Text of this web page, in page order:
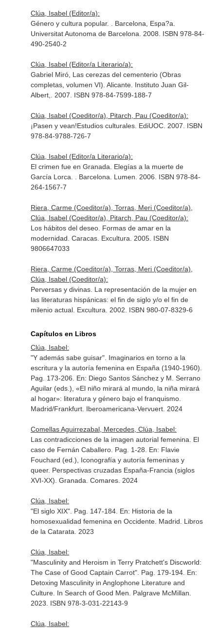
Clúa, Isabel (Editor/a):
Género y cultura popular. . Barcelona, Espa?a.
Universitat Autonoma de Barcelona. 2008. ISBN 978-84-
490-2540-2
Clúa, Isabel (Editor/a Literario/a):
Gabriel Miró, Las cerezas del cementerio (Obras
completas, volumen VI). Alicante. Instituto Juan Gil-
Albert,. 2007. ISBN 978-84-7599-188-7
Clúa, Isabel (Coeditor/a), Pitarch, Pau (Coeditor/a):
¡Pasen y vean!Estudios culturales. EdiUOC. 2007. ISBN
978-84-9788-726-7
Clúa, Isabel (Editor/a Literario/a):
El crimen fue en Granada. Elegías a la muerte de
García Lorca. . Barcelona. Lumen. 2006. ISBN 978-84-
264-1567-7
Riera, Carme (Coeditor/a), Torras, Meri (Coeditor/a),
Clúa, Isabel (Coeditor/a), Pitarch, Pau (Coeditor/a):
Los hábitos del deseo. Formas de amar en la
modernidad. Caracas. Excultura. 2005. ISBN
9806647033
Riera, Carme (Coeditor/a), Torras, Meri (Coeditor/a),
Clúa, Isabel (Coeditor/a):
Perversas y divinas. La representación de la mujer en
las literaturas hispánicas: el fin de siglo y/o el fin de
milenio actual. Excultura. 2002. ISBN 980-07-8329-6
Capítulos en Libros
Clúa, Isabel:
"Y además sabe guisar". Imaginarios en torno a la
escritura y la autoría femenina en España (1940-1960).
Pag. 173-206. En: Diego Santos Sánchez y M. Serrano
Aguilar (eds.), «El niño mirará al mundo, la niña mirará
al hogar»: literatura y género bajo el franquismo.
Madrid/Frankfurt. Iberoamericana-Vervuert. 2024
Comellas Aguirrezabal, Mercedes, Clúa, Isabel:
Las contradicciones de la imagen autorial femenina. El
caso de Fernán Caballero. Pag. 1-28. En: Flavie
Fouchard (ed.), Iconografía y autoría femeninas y
queer. Perspectivas cruzadas España-Francia (siglos
XVI-XX) . Granada. Comares. 2024
Clúa, Isabel:
"El siglo XIX". Pag. 147-184. En: Historia de la
homosexualidad femenina en Occidente. Madrid. Libros
de la Catarata. 2023
Clúa, Isabel:
"Masculinity and Heroism in Terry Pratchett's Discworld:
The Case of Good Captain Carrot". Pag. 179-194. En:
Detoxing Masculinity in Anglophone Literature and
Culture. In Search of Good Men . Palgrave McMillan.
2023. ISBN 978-3-031-22143-9
Clúa, Isabel: